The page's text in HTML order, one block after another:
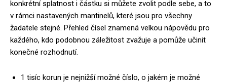
konkrétní splatnost i částku si můžete zvolit podle sebe, a to
v rámci nastavených mantinelů, které jsou pro všechny
žadatele stejné. Přehled čísel znamená velkou nápovědu pro
každého, kdo podobnou záležitost zvažuje a pomůže učinit
konečné rozhodnutí.
1 tisíc korun je nejnižší možné číslo, o jakém je možné